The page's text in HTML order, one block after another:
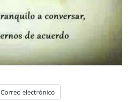
Correo electrónico